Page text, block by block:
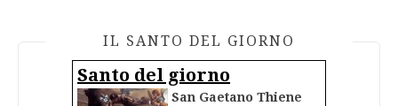
IL SANTO DEL GIORNO
Santo del giorno
San Gaetano Thiene